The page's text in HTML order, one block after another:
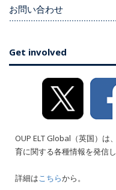
お問い合わせ
Get involved
OUP ELT Global（英国）は
育に関する各種情報を発信し
詳細はこちらから。